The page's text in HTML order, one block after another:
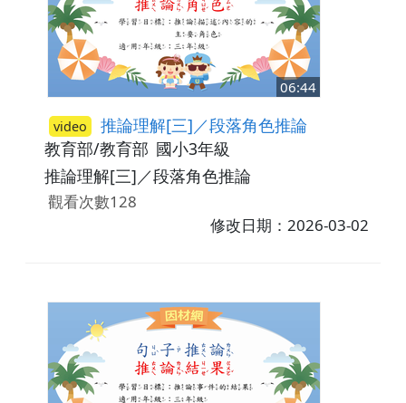
06:44
video 推論理解[三]／段落角色推論
教育部/教育部 國小3年級
推論理解[三]／段落角色推論
觀看次數128
修改日期：2026-03-02